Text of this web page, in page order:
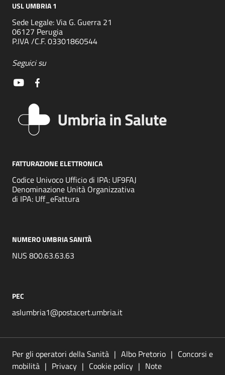
USL UMBRIA 1
Sede Legale: Via G. Guerra 21
06127 Perugia
P.IVA /C.F. 03301860544
Seguici su
FATTURAZIONE ELETTRONICA
Codice Univoco Ufficio di IPA: UF9FAJ
Denominazione Unità Organizzativa
di IPA: Uff_eFattura
NUMERO UMBRIA SANITÀ
NUS 800.63.63.63
PEC
aslumbria1@postacert.umbria.it
Per gli operatori della Sanità Albo Pretorio
Concorsi e
mobilità
Privacy Cookie policy
Note